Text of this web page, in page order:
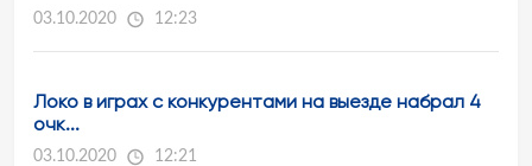
03.10.2020 12:23
Локо в играх с конкурентами на выезде набрал 4
очк...
03.10.2020 12:21